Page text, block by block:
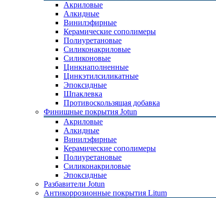
Акриловые
Алкидные
Винилэфирные
Керамические сополимеры
Полиуретановые
Силиконакриловые
Силиконовые
Цинкнаполненные
Цинкэтилсиликатные
Эпоксидные
Шпаклевка
Противоскользящая добавка
Финишные покрытия Jotun
Акриловые
Алкидные
Винилэфирные
Керамические сополимеры
Полиуретановые
Силиконакриловые
Эпоксидные
Разбавители Jotun
Антикоррозионные покрытия Litum